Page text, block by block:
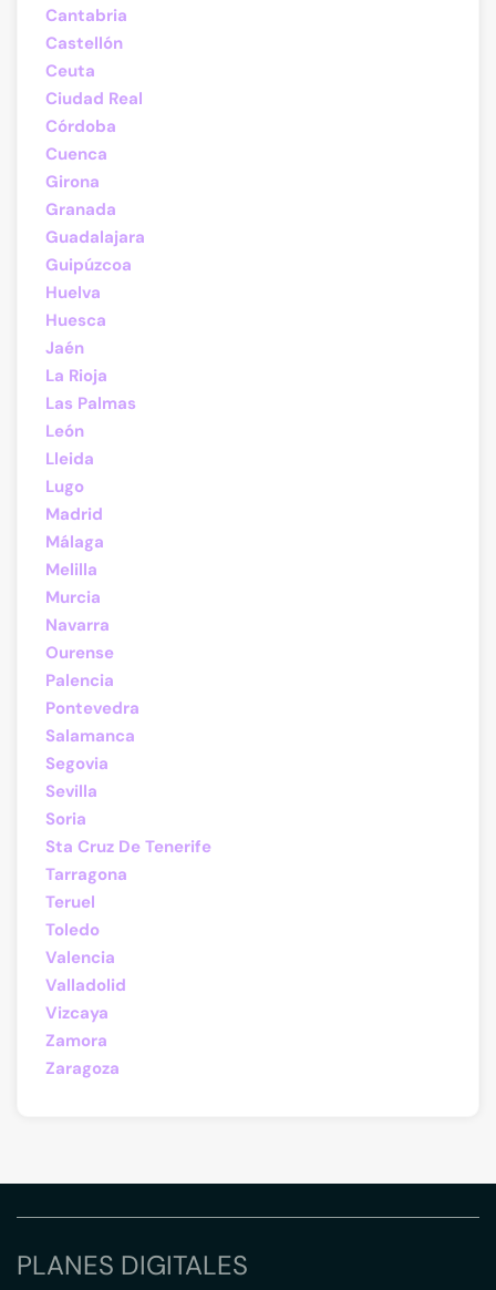
Cantabria
Castellón
Ceuta
Ciudad Real
Córdoba
Cuenca
Girona
Granada
Guadalajara
Guipúzcoa
Huelva
Huesca
Jaén
La Rioja
Las Palmas
León
Lleida
Lugo
Madrid
Málaga
Melilla
Murcia
Navarra
Ourense
Palencia
Pontevedra
Salamanca
Segovia
Sevilla
Soria
Sta Cruz De Tenerife
Tarragona
Teruel
Toledo
Valencia
Valladolid
Vizcaya
Zamora
Zaragoza
PLANES DIGITALES